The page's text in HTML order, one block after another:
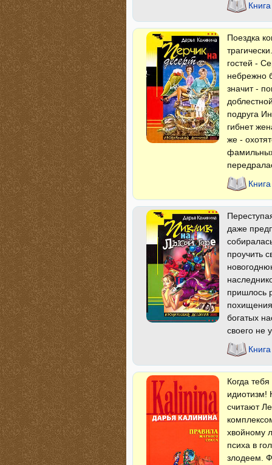
Поездка
гостей -
небрежно
значит -
подруга
гибнет
же -
даже
проучить
пришлось
богатых
своего не
Когда
идиотизм!
считают
хвойному
психа в
злодеем.